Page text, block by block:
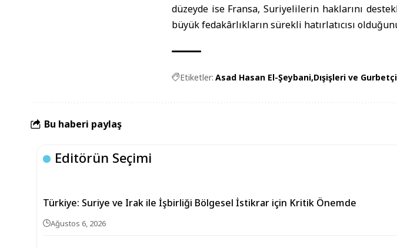
düzeyde ise Fransa, Suriyelilerin haklarını
büyük fedakârlıkların sürekli hatırlatıcısı
Etiketler: Asad Hasan El-Şeybani Dışişleri ve
Bu haberi paylaş
Editörün Seçimi
Türkiye: Suriye ve Irak ile İşbirliği Bölgesel İstikrar için Kritik Önemde
Ağustos 6, 2026